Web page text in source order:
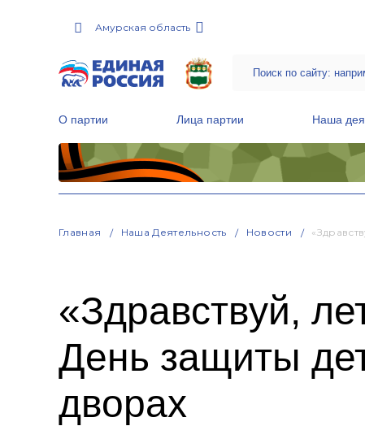
Амурская область
О партии Лица партии Наша
Главная Наша Деятельность Новости
«Здравствуй,
День защиты
дворах